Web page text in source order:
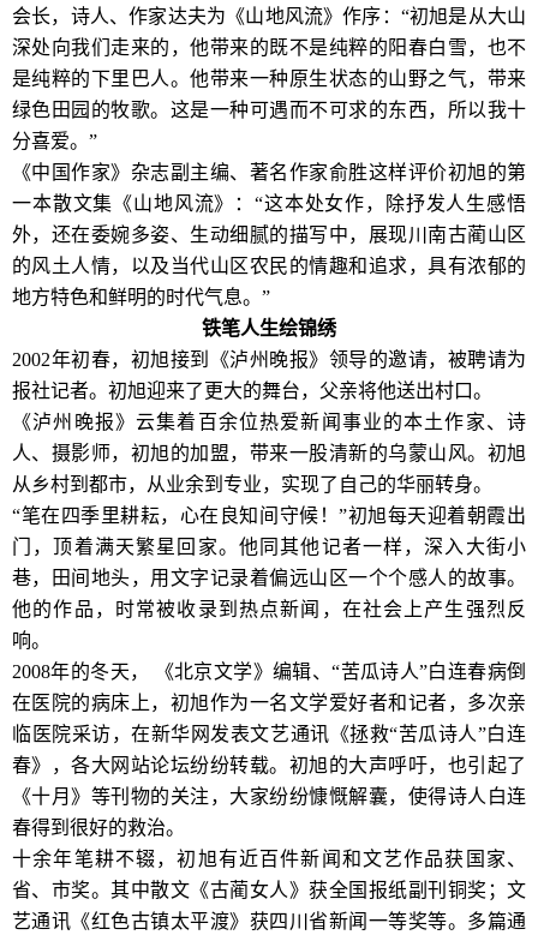
会长，诗人、作家达夫为《山地风流》作序：“初旭是从大山
深处向我们走来的，他带来的既不是纯粹的阳春白雪，也不
是纯粹的下里巴人。他带来一种原生状态的山野之气，带来
绿色田园的牧歌。这是一种可遇而不可求的东西，所以我十
分喜爱。”
《中国作家》杂志副主编、著名作家俞胜这样评价初旭的第
一本散文集《山地风流》：“这本处女作，除抒发人生感悟
外，还在委婉多姿、生动细腻的描写中，展现川南古蔺山区
的风土人情，以及当代山区农民的情趣和追求，具有浓郁的
地方特色和鲜明的时代气息。”
铁笔人生绘锦绣
2002年初春，初旭接到《泸州晚报》领导的邀请，被聘请为
报社记者。初旭迎来了更大的舞台，父亲将他送出村口。
《泸州晚报》云集着百余位热爱新闻事业的本土作家、诗
人、摄影师，初旭的加盟，带来一股清新的乌蒙山风。初旭
从乡村到都市，从业余到专业，实现了自己的华丽转身。
“笔在四季里耕耘，心在良知间守候！”初旭每天迎着朝霞出
门，顶着满天繁星回家。他同其他记者一样，深入大街小
巷，田间地头，用文字记录着偏远山区一个个感人的故事。
他的作品，时常被收录到热点新闻，在社会上产生强烈反
响。
2008年的冬天， 《北京文学》编辑、“苦瓜诗人”白连春病倒
在医院的病床上，初旭作为一名文学爱好者和记者，多次亲
临医院采访，在新华网发表文艺通讯《拯救“苦瓜诗人”白连
春》，各大网站论坛纷纷转载。初旭的大声呼吁，也引起了
《十月》等刊物的关注，大家纷纷慷慨解囊，使得诗人白连
春得到很好的救治。
十余年笔耕不辍，初旭有近百件新闻和文艺作品获国家、
省、市奖。其中散文《古蔺女人》获全国报纸副刊铜奖；文
艺通讯《红色古镇太平渡》获四川省新闻一等奖等。多篇通